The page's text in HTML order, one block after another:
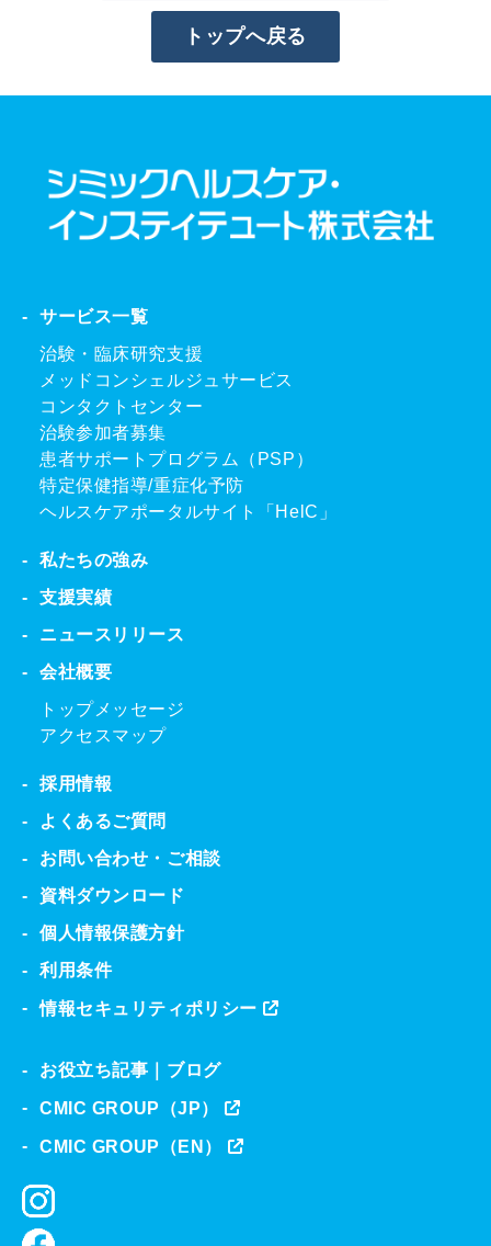
トップへ戻る
サービス一覧
治験・臨床研究支援
メッドコンシェルジュサービス
コンタクトセンター
治験参加者募集
患者サポートプログラム（PSP）
特定保健指導/重症化予防
ヘルスケアポータルサイト「HelC」
私たちの強み
支援実績
ニュースリリース
会社概要
トップメッセージ
アクセスマップ
採用情報
よくあるご質問
お問い合わせ・ご相談
資料ダウンロード
個人情報保護方針
利用条件
情報セキュリティポリシー
お役立ち記事｜ブログ
CMIC GROUP（JP）
CMIC GROUP（EN）